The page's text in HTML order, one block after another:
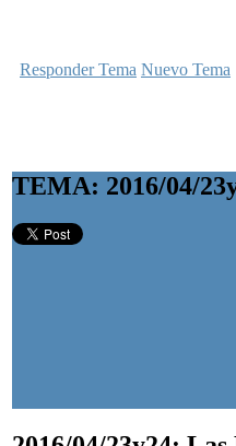
Responder Tema Nuevo Tema
TEMA: 2016/04/